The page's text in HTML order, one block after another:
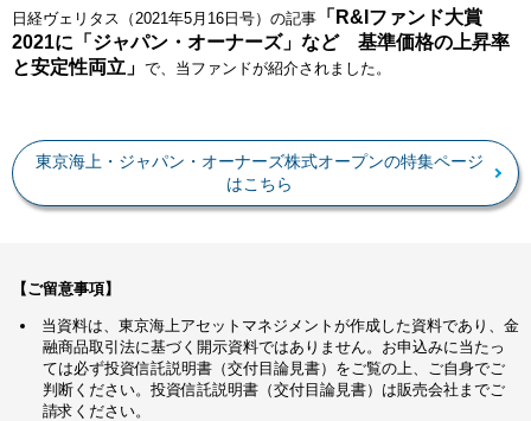
日経ヴェリタス（2021年5月16日号）の記事 「R&Iファンド大賞
2021に「ジャパン・オーナーズ」など 基準価格の上昇率
と安定性両立」 で、当ファンドが紹介されました。
東京海上・ジャパン・オーナーズ株式オープンの特集ページ
はこちら
【ご留意事項】
当資料は、東京海上アセットマネジメントが作成した資料であり、金
融商品取引法に基づく開示資料ではありません。お申込みに当たっ
ては必ず投資信託説明書（交付目論見書）をご覧の上、ご自身でご
判断ください。投資信託説明書（交付目論見書）は販売会社までご
請求ください。